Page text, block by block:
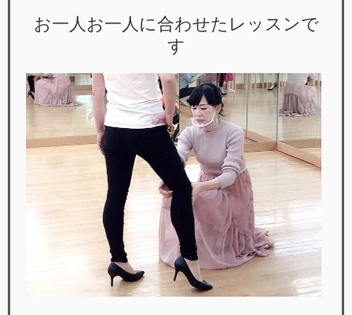
お一人お一人に合わせたレッスンで
す